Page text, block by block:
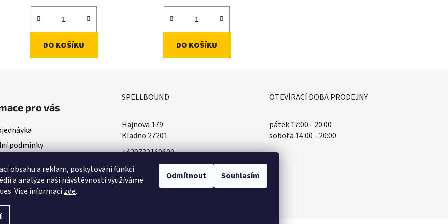
obsahu a reklam, poskytování funkcí
a analýze naší návštěvnosti využíváme
Více informacízde.
Odmítnout Souhlasím
DO KOŠÍKU DO KOŠÍKU
pro vás
podmínky
ochrany osobních údajů
SPELLBOUND
Hajnova 179
Kladno 27201
+420732160600
​info@spellbound.cz
OTEVÍRACÍ DOBA PRODEJNY
pátek 17:00 - 20:00
sobota 14:00 - 20:00